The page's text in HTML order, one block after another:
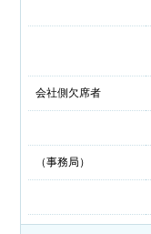
会社側欠席者
（事務局）